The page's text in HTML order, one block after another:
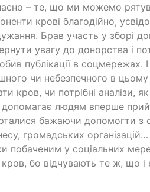
– те, що ми можемо
крові благодійно,
Брав участь у зборі
увагу до донорства і
публікації в
чи небезпечного в
кров, чи потрібні аналізи,
допомагає людям вперше
бажаючи допомогти з
громадських
побаченим у соціальних
бо відчувають те ж, що